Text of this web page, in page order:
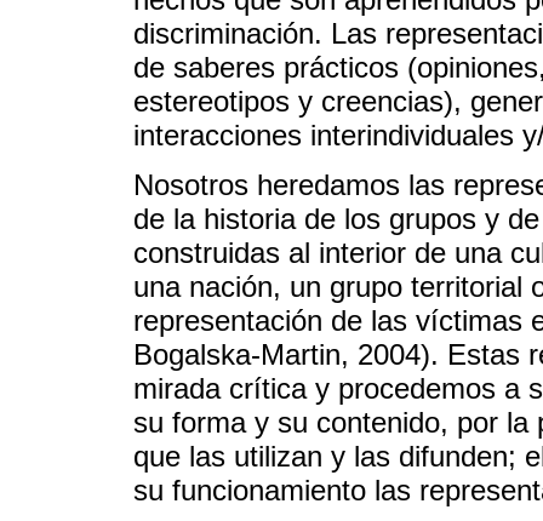
discriminación. Las
de saberes prácticos
estereotipos y creencias),
interacciones interindividuales
Nosotros heredamos las
de la historia de los grupos y
construidas al interior de una
una nación, un grupo territorial
representación de las víctimas
Bogalska-Martin, 2004). Estas
mirada crítica y procedemos a
su forma y su contenido, por la
que las utilizan y las difunden;
su funcionamiento las